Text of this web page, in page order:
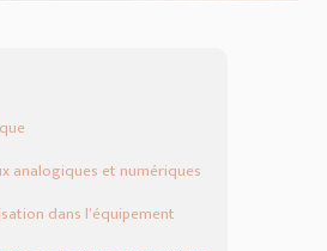
analogiques et numériques
dans l’équipement